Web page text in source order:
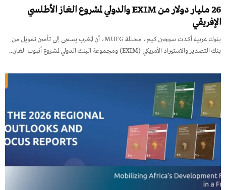
26 مليار دولار من EXIM والدولي لمشروع الغاز الأطلسي
الإفريقي
بنوك عربية أكدت سوجين كيم، محللة MUFG، أن المغرب يسعى إلى تأمين تمويل من
بنك التصدير والاستيراد الأمريكي (EXIM) ومجموعة البنك الدولي لمشروع أنبوب الغاز...